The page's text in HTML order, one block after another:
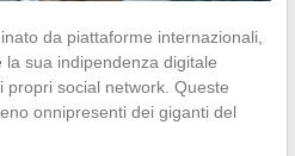
da piattaforme internazionali,
sua indipendenza digitale
propri social network. Queste
onnipresenti dei giganti del